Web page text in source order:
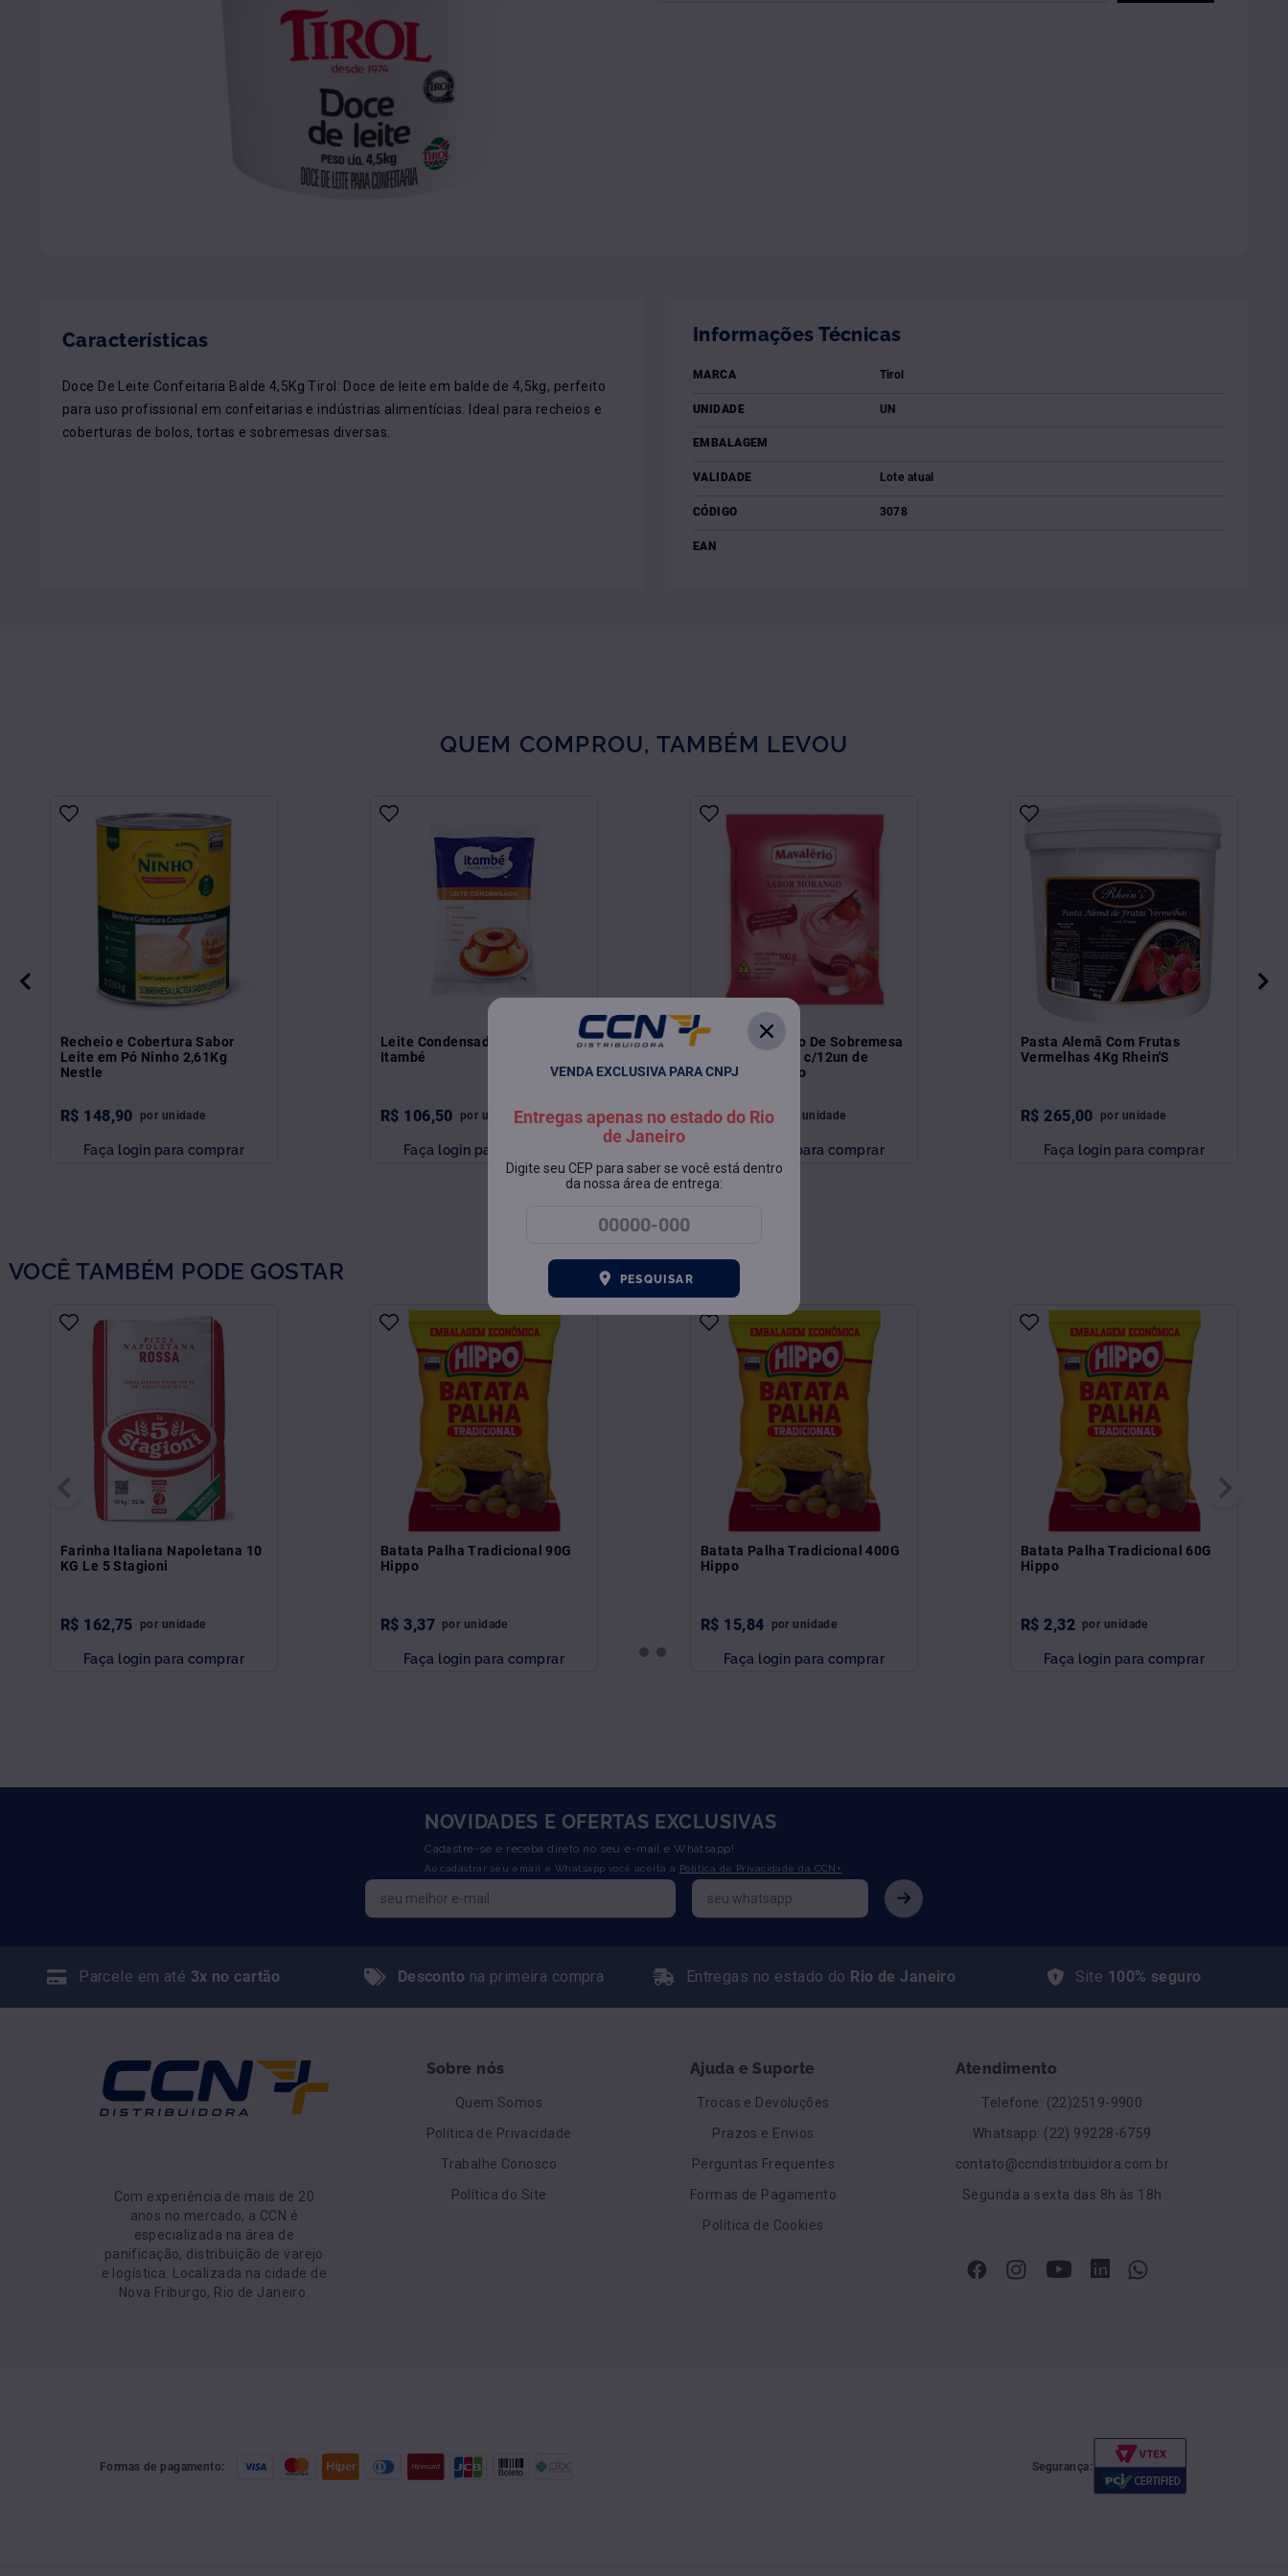
VENDA EXCLUSIVA PARA CNPJ
Entregas apenas no estado do Rio
de Janeiro
Digite seu CEP para saber se você está dentro
da nossa área de entrega:
PESQUISAR
Características
Doce De Leite Confeitaria Balde 4,5Kg Tirol: Doce de leite em balde de 4,5kg, perfeito
para uso profissional em confeitarias e indústrias alimentícias. Ideal para recheios e
coberturas de bolos, tortas e sobremesas diversas.
Informações Técnicas
MARCA Tirol
UNIDADE UN
EMBALAGEM
VALIDADE Lote atual
CÓDIGO 3078
EAN
QUEM COMPROU, TAMBÉM LEVOU
Recheio e Cobertura Sabor
Leite em Pó Ninho 2,61Kg
Nestle
R$ 148,90 por unidade
Faça login para comprar
Leite Condensado Bag 5,0Kg
Itambé
R$ 106,50 por unidade
Faça login para comprar
Pó Para Preparo De Sobremesa
Morango (caixa c/12un de
100g) Mavalério
R$ 118,00 unidade
Faça login para comprar
Pasta Alemã Com Frutas
Vermelhas 4Kg Rhein'S
R$ 265,00 por unidade
Faça login para comprar
VOCÊ TAMBÉM PODE GOSTAR
Farinha Italiana Napoletana 10
KG Le 5 Stagioni
R$ 162,75 por unidade
Faça login para comprar
Batata Palha Tradicional 90G
Hippo
R$ 3,37 por unidade
Faça login para comprar
Batata Palha Tradicional 400G
Hippo
R$ 15,84 por unidade
Faça login para comprar
Batata Palha Tradicional 60G
Hippo
R$ 2,32 por unidade
Faça login para comprar
NOVIDADES E OFERTAS EXCLUSIVAS
Cadastre-se e receba direto no seu e-mail e Whatsapp!
Ao cadastrar seu email e Whatsapp você aceita a Política de Privacidade da CCN+
Parcele em até 3x no cartão Desconto na primeira compra Entregas no estado do Rio de Janeiro Site 100% seguro
Com experiência de mais de 20
anos no mercado, a CCN é
especializada na área de
panificação, distribuição de varejo
e logística. Localizada na cidade de
Nova Friburgo, Rio de Janeiro.
Sobre nós
Quem Somos
Política de Privacidade
Trabalhe Conosco
Política do Site
Ajuda e Suporte
Trocas e Devoluções
Prazos e Envios
Perguntas Frequentes
Formas de Pagamento
Política de Cookies
Atendimento
Telefone: (22)2519-9900
Whatsapp: (22) 99228-6759
contato@ccndistribuidora.com.br
Segunda a sexta das 8h às 18h
Formas de pagamento: Segurança: